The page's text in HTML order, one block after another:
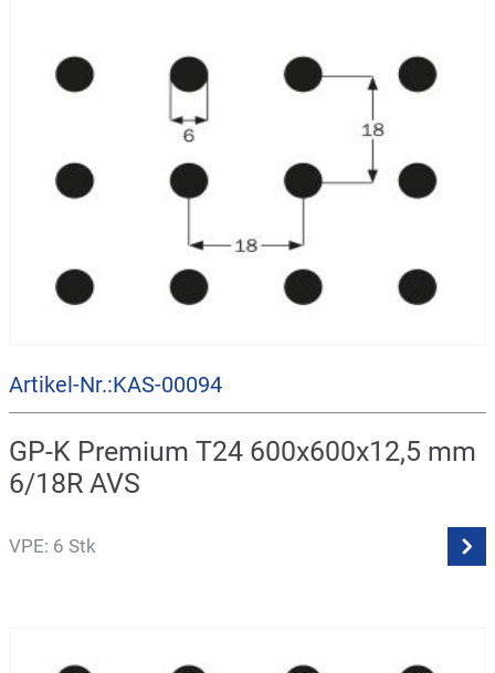
Artikel-Nr.:KAS-00094
GP-K Premium T24 600x600x12,5 mm
6/18R AVS
VPE: 6 Stk